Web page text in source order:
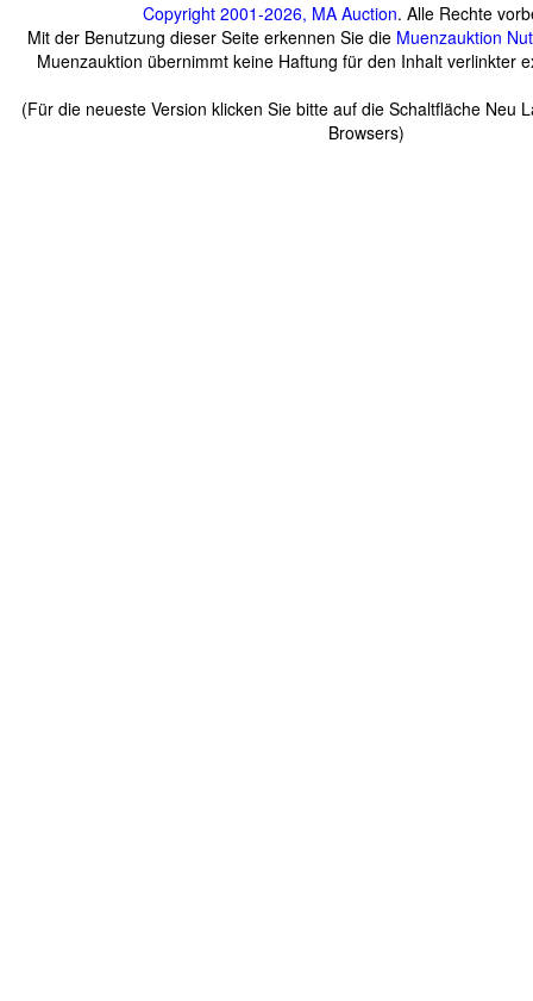
Copyright 2001-2026, MA Auction. Alle Rechte
Mit der Benutzung dieser Seite erkennen Sie die Muenzauktion
Muenzauktion übernimmt keine Haftung für den Inhalt verlinkter
(Für die neueste Version klicken Sie bitte auf die Schaltfläche Neu
Browsers)